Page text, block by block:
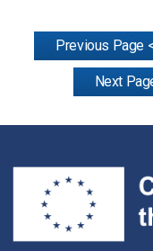
Previous Page
Next